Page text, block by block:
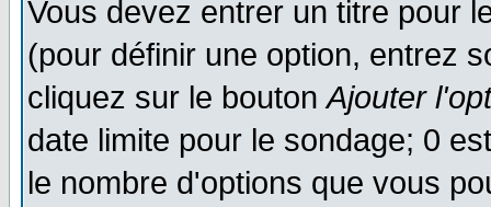
Vous devez entrer un titre pour
(pour définir une option, entrez
cliquez sur le boutonAjouter
date limite pour le sondage; 0
le nombre d'options que vous